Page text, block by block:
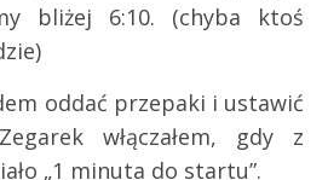
bliżej 6:10. (chyba ktoś
oddać przepaki i ustawić
włączałem, gdy z
„1 minuta do startu”.